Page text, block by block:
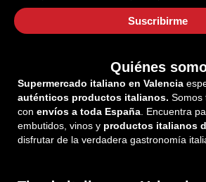
Quiénes
Supermercado italiano en Valencia
auténticos productos italianos. Somos
con envíos a toda España. Encuentra
embutidos, vinos y productos italianos
disfrutar de la verdadera gastronomía